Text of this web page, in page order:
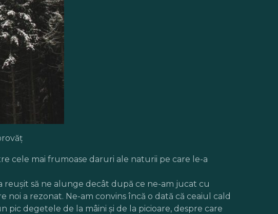
cele mai frumoase daruri ale naturii pe care le-a
să ne alunge decât după ce ne-am jucat cu
a rezonat. Ne-am convins încă o dată că ceaiul cald
degetele de la mâini și de la picioare, despre care